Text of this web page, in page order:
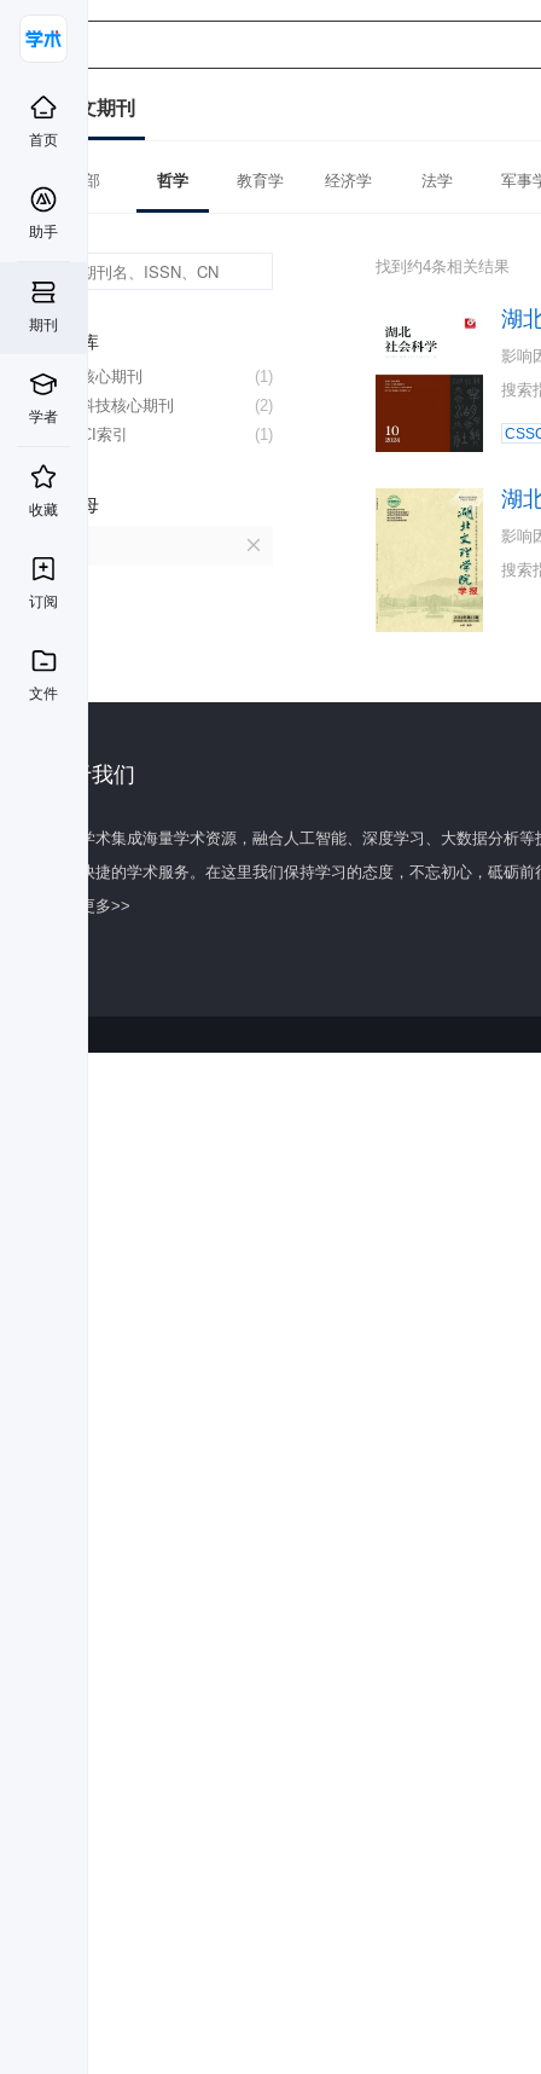
首页
助手
期刊
学者
收藏
订阅
文件
中文期刊
全部 哲学 教育学 经济学 法学 军事
数据库
(1)
北大核心期刊
(2)
中国科技核心期刊
(1)
CSSCI索引
首字母
找到约4条相关结果
湖
影响
搜索
湖
影响
搜索
关于我们
百度学术集成海量学术资源，融合人工智能、深度学习、大数据分析
全面快捷的学术服务。在这里我们保持学习的态度，不忘初心，砥砺前
了解更多>>